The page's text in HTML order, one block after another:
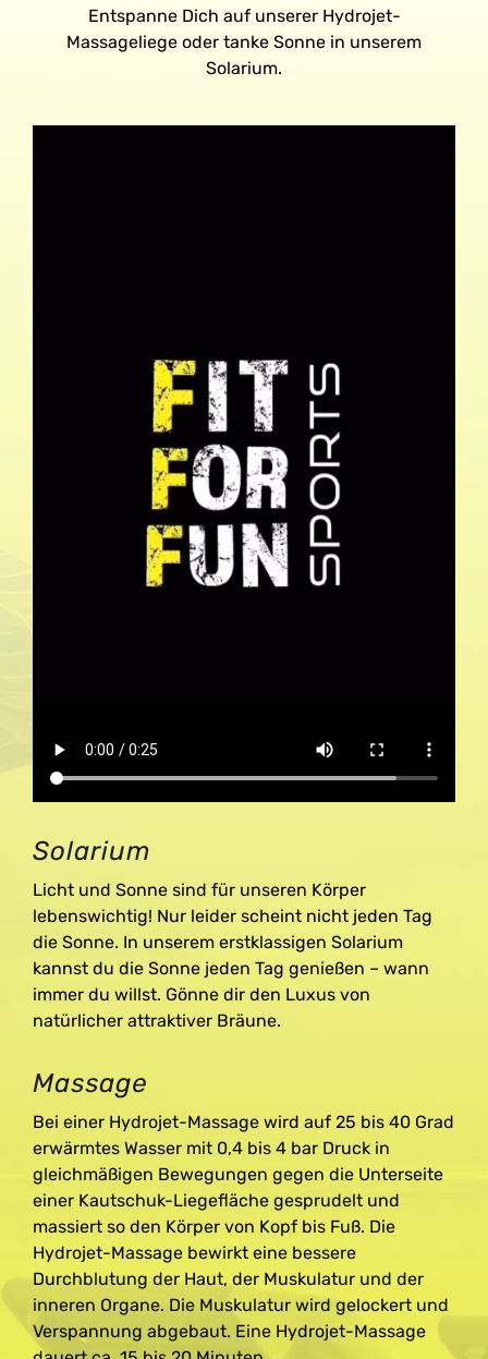
Entspanne Dich auf unserer Hydrojet-
Massageliege oder tanke Sonne in unserem
Solarium.
Solarium
Licht und Sonne sind für unseren Körper
lebenswichtig! Nur leider scheint nicht jeden Tag
die Sonne. In unserem erstklassigen Solarium
kannst du die Sonne jeden Tag genießen – wann
immer du willst. Gönne dir den Luxus von
natürlicher attraktiver Bräune.
Massage
Bei einer Hydrojet-Massage wird auf 25 bis 40 Grad
erwärmtes Wasser mit 0,4 bis 4 bar Druck in
gleichmäßigen Bewegungen gegen die Unterseite
einer Kautschuk-Liegefläche gesprudelt und
massiert so den Körper von Kopf bis Fuß. Die
Hydrojet-Massage bewirkt eine bessere
Durchblutung der Haut, der Muskulatur und der
inneren Organe. Die Muskulatur wird gelockert und
Verspannung abgebaut. Eine Hydrojet-Massage